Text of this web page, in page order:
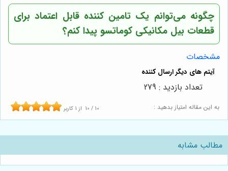
چگونه می‌توانم یک تامین کننده قابل اعتماد برای
قطعات بیل مکانیکی کوماتسو پیدا کنم؟
مشخصات
به این مقاله امتیاز بدهید : 10 / 10 از1 کاربر
تعداد بازدید : 279
مطالب مشابه